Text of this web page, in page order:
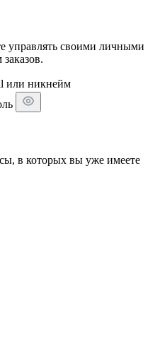
управлять своими личными
или никнейм
в которых вы уже имеете